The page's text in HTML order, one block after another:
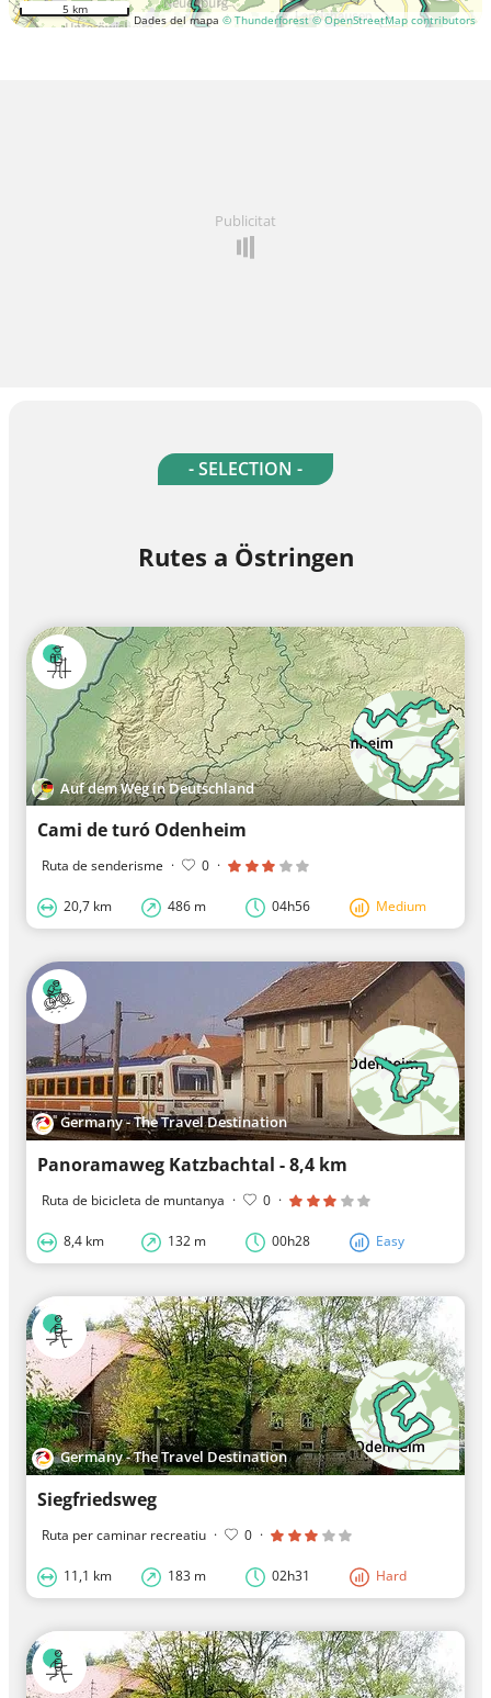
Dades del mapa © Thunderforest © OpenStreetMap contributors
5 km
Publicitat
- SELECTION -
Rutes a Östringen
Auf dem Weg in Deutschland
Cami de turó Odenheim
Ruta de senderisme · 0 ·
20,7 km 486 m 04h56 Medium
Germany - The Travel Destination
Panoramaweg Katzbachtal - 8,4 km
Ruta de bicicleta de muntanya · 0 ·
8,4 km 132 m 00h28 Easy
Germany - The Travel Destination
Siegfriedsweg
Ruta per caminar recreatiu · 0 ·
11,1 km 183 m 02h31 Hard